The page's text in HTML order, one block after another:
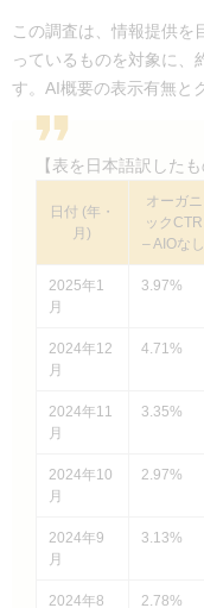
この調査は、情報提供を
っているものを対象に、
す。AI概要の表示有無と
【表を日本語訳したも
日付 (年・
月)
オーガニ
ックCTR
– AIOなし
2025年1
月
3.97%
2024年12
月
4.71%
2024年11
月
3.35%
2024年10
月
2.97%
2024年9
月
3.13%
2024年8
2.78%